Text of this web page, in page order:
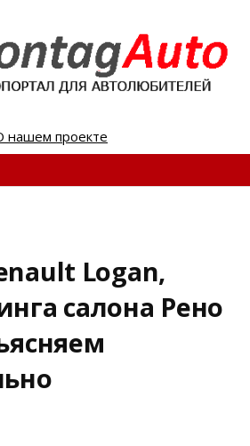
нашем проекте
:
Logan,
салона Рено